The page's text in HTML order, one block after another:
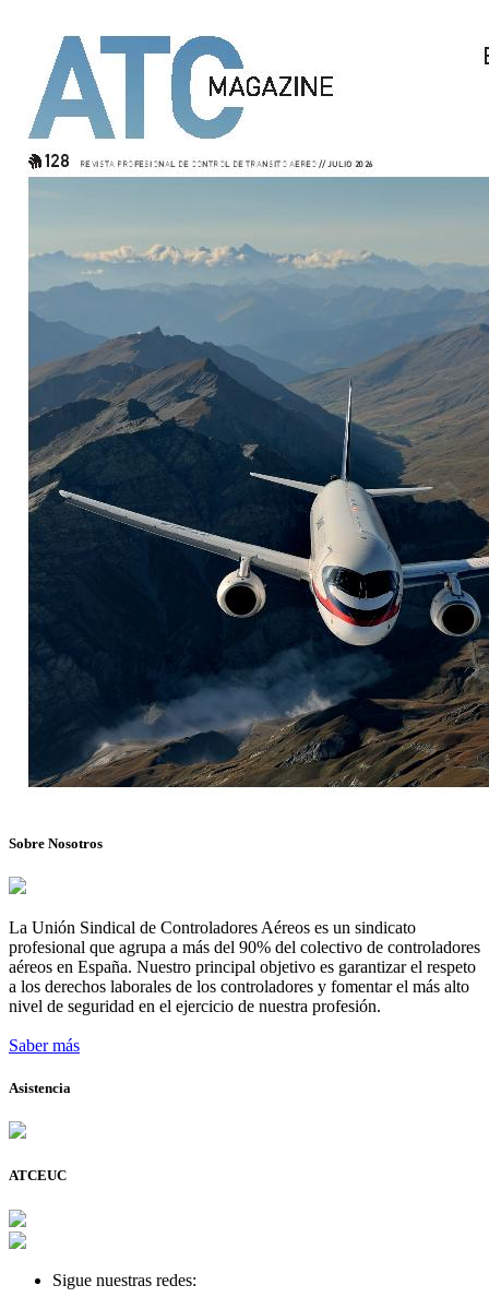
Sobre Nosotros
La Unión Sindical de Controladores Aéreos es un sindicato
profesional que agrupa a más del 90% del colectivo de controladores
aéreos en España. Nuestro principal objetivo es garantizar el respeto
a los derechos laborales de los controladores y fomentar el más alto
nivel de seguridad en el ejercicio de nuestra profesión.
Saber más
Asistencia
ATCEUC
Sigue nuestras redes: